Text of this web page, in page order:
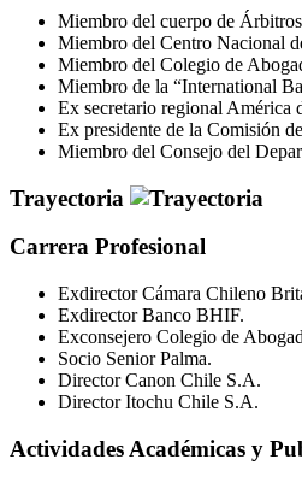
Miembro del cuerpo de
Miembro del Centro Nacional
Miembro del Colegio de
Miembro de la “International
Ex secretario regional América
Ex presidente de la Comisión
Miembro del Consejo del
Trayectoria
Carrera Profesional
Exdirector Cámara Chileno
Exdirector Banco BHIF.
Exconsejero Colegio de
Socio Senior Palma.
Director Canon Chile S.A.
Director Itochu Chile S.A.
Actividades Académicas y